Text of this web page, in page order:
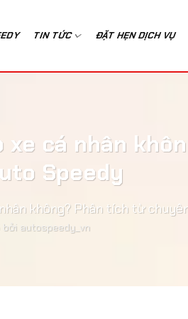
TIN TỨC ĐẶT HẸN DỊCH VỤ
cá nhân
Speedy
không? Phân tích từ
bởi autospeedy_vn